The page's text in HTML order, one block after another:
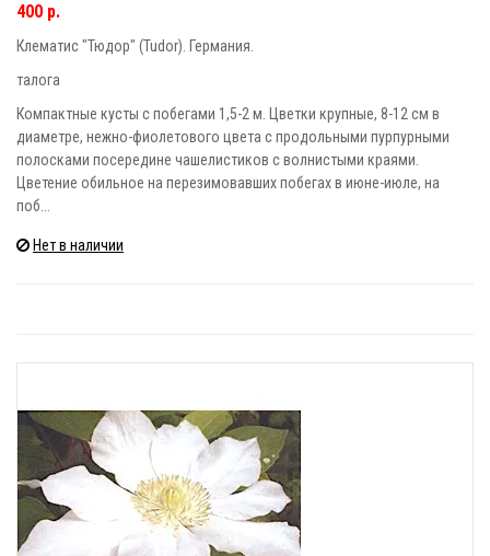
400 р.
Клематис "Тюдор" (Tudor). Германия.
талога
Компактные кусты с побегами 1,5-2 м. Цветки крупные, 8-12 см в
диаметре, нежно-фиолетового цвета с продольными пурпурными
полосками посередине чашелистиков с волнистыми краями.
Цветение обильное на перезимовавших побегах в июне-июле, на
поб...
Нет в наличии